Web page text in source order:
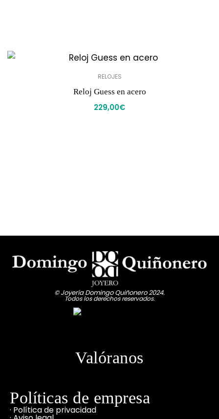
RELOJES
Reloj Guess en acero
229,00€
© Joyería Domingo Quiñonero 2024.
Todos los derechos reservados.
Valóranos
Políticas de empresa
· Política de privacidad